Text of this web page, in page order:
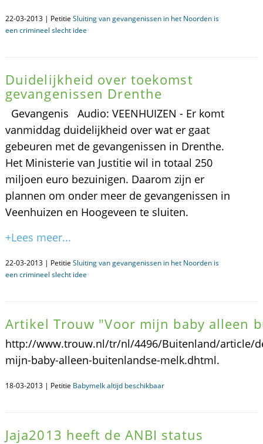
22-03-2013 | Petitie Sluiting van gevangenissen in het Noorden is
een crimineel slecht idee
Duidelijkheid over toekomst
gevangenissen Drenthe
Gevangenis Audio: VEENHUIZEN - Er komt
vanmiddag duidelijkheid over wat er gaat
gebeuren met de gevangenissen in Drenthe.
Het Ministerie van Justitie wil in totaal 250
miljoen euro bezuinigen. Daarom zijn er
plannen om onder meer de gevangenissen in
Veenhuizen en Hoogeveen te sluiten.
+Lees meer...
22-03-2013 | Petitie Sluiting van gevangenissen in het Noorden is
een crimineel slecht idee
Artikel Trouw "Voor mijn baby alleen
http://www.trouw.nl/tr/nl/4496/Buitenland/article/
mijn-baby-alleen-buitenlandse-melk.dhtml.
18-03-2013 | Petitie Babymelk altijd beschikbaar
Jaja2013 heeft de ANBI status